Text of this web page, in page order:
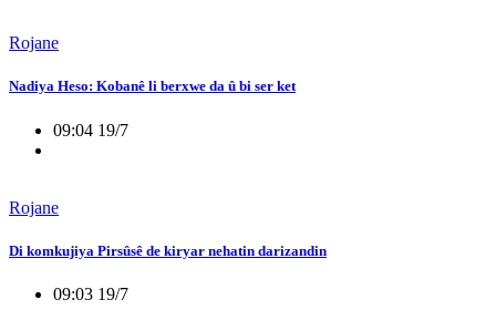
Rojane
Nadiya Heso: Kobanê li berxwe da û bi ser ket
09:04 19/7
Rojane
Di komkujiya Pirsûsê de kiryar nehatin darizandin
09:03 19/7